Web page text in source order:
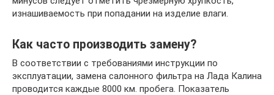
изнашиваемость при попадании на изделие влаги.
Как часто производить замену?
В соответствии с требованиями инструкции по
эксплуатации, замена салонного фильтра на Лада Калина
проводится каждые 8000 км. пробега. Показатель